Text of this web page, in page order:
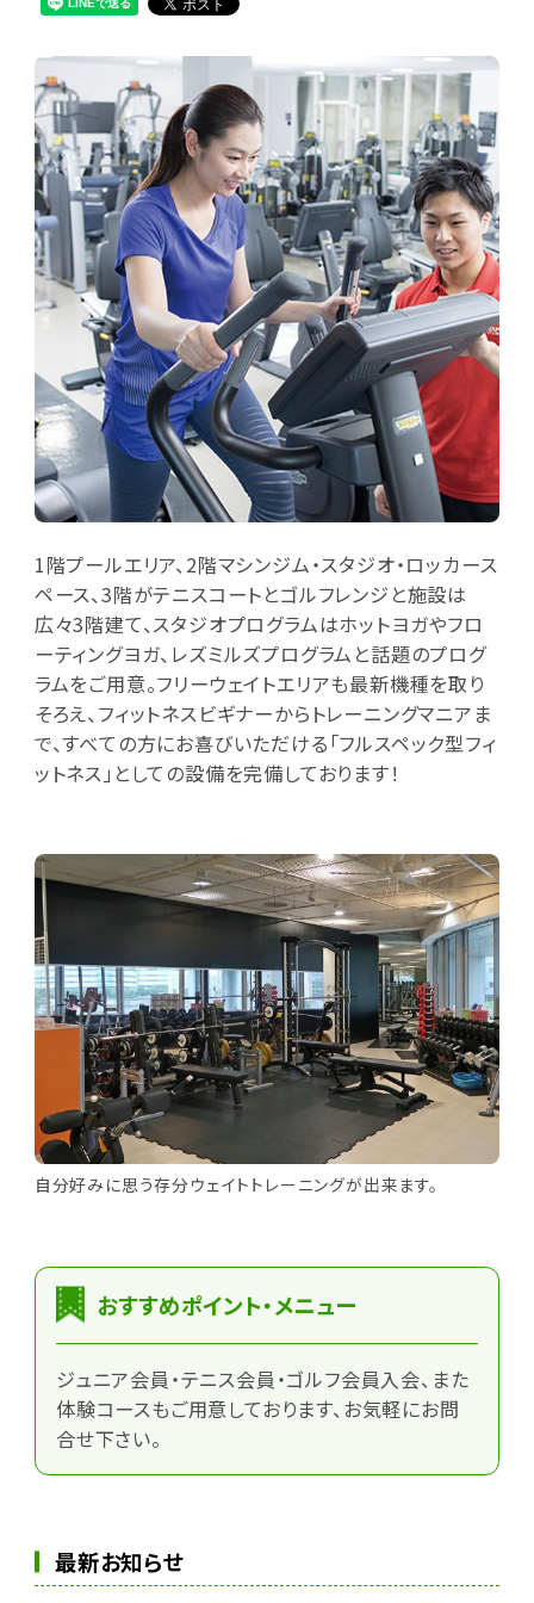
1階プールエリア、2階マシンジム・スタジオ・ロッカース
ペース、3階がテニスコートとゴルフレンジと施設は
広々3階建て、スタジオプログラムはホットヨガやフロ
ーティングヨガ、レズミルズプログラムと話題のプログ
ラムをご用意。フリーウェイトエリアも最新機種を取り
そろえ、フィットネスビギナーからトレーニングマニアま
で、すべての方にお喜びいただける「フルスペック型フィ
ットネス」としての設備を完備しております！
自分好みに思う存分ウェイトトレーニングが出来ます。
おすすめポイント・メニュー
ジュニア会員・テニス会員・ゴルフ会員入会、また
体験コースもご用意しております、お気軽にお問
合せ下さい。
最新お知らせ